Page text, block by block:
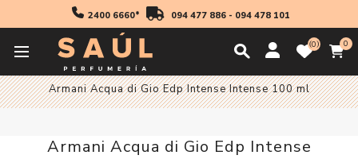
2400 6660* 094 477 886- 094 478 101
0 0
Inicio
Armani Acqua di Gio Edp Intense Intense 100 ml
Armani Acqua di Gio Edp Intense